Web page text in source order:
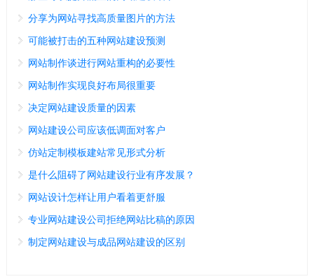
分享为网站寻找高质量图片的方法
可能被打击的五种网站建设预测
网站制作谈进行网站重构的必要性
网站制作实现良好布局很重要
决定网站建设质量的因素
网站建设公司应该低调面对客户
仿站定制模板建站常见形式分析
是什么阻碍了网站建设行业有序发展？
网站设计怎样让用户看着更舒服
专业网站建设公司拒绝网站比稿的原因
制定网站建设与成品网站建设的区别